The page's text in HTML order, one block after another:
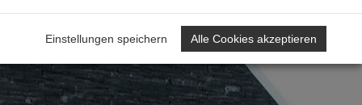
Einstellungen speichern Alle Cookies akzeptieren